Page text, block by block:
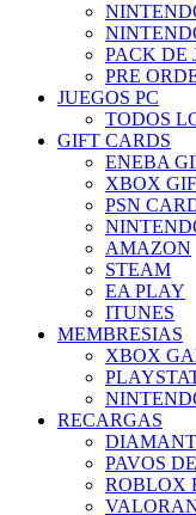
PACK DE
PRE
JUEGOS PC
TODOS
GIFT CARDS
ENEBA
XBOX
PSN
AMAZON
STEAM
EA PLAY
ITUNES
MEMBRESIAS
XBOX
RECARGAS
PAVOS
ROBLOX